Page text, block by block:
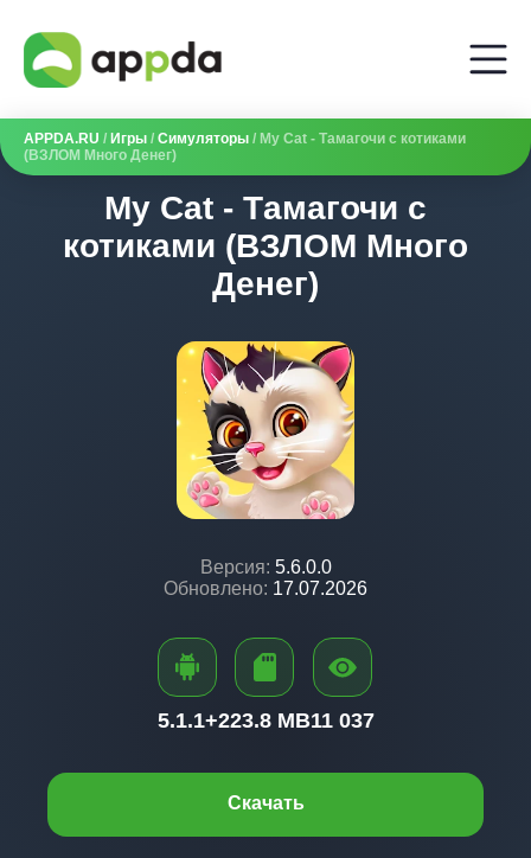
APPDA.RU / Игры / Симуляторы / My Cat - Tамагочи c котиками
(ВЗЛОМ Много Денег)
My Cat - Tамагочи c
котиками (ВЗЛОМ Много
Денег)
Версия: 5.6.0.0
Обновлено: 17.07.2026
Скачать
5.1.1+223.8 MB11 037